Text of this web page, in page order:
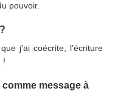
pouvoir.
j'ai coécrite, l'écriture
!
message à